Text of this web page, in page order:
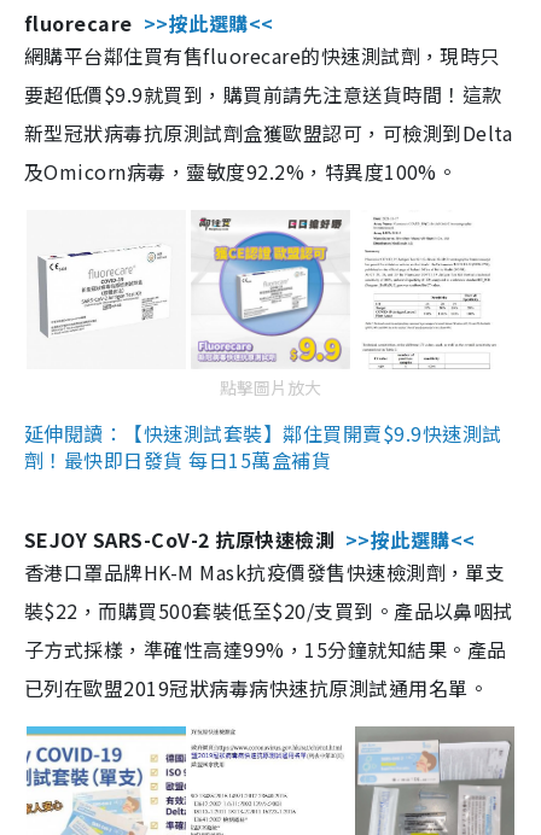
fluorecare >>按此選購<<
網購平台鄰住買有售fluorecare的快速測試劑，現時只
要超低價$9.9就買到，購買前請先注意送貨時間！這款
新型冠狀病毒抗原測試劑盒獲歐盟認可，可檢測到Delta
及Omicorn病毒，靈敏度92.2%，特異度100%。
點擊圖片放大
延伸閱讀：【快速測試套裝】鄰住買開賣$9.9快速測試
劑！最快即日發貨 每日15萬盒補貨
SEJOY SARS-CoV-2 抗原快速檢測 >>按此選購<<
香港口罩品牌HK-M Mask抗疫價發售快速檢測劑，單支
裝$22，而購買500套裝低至$20/支買到。產品以鼻咽拭
子方式採樣，準確性高達99%，15分鐘就知結果。產品
已列在歐盟2019冠狀病毒病快速抗原測試通用名單。